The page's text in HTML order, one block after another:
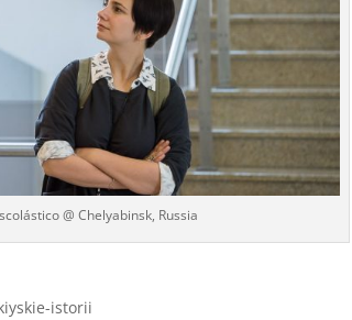
@ Chelyabinsk, Russia
istorii